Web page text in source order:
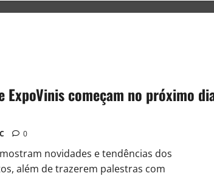
ExpoVinis começam no próximo
0
novidades e tendências dos
além de trazerem palestras com